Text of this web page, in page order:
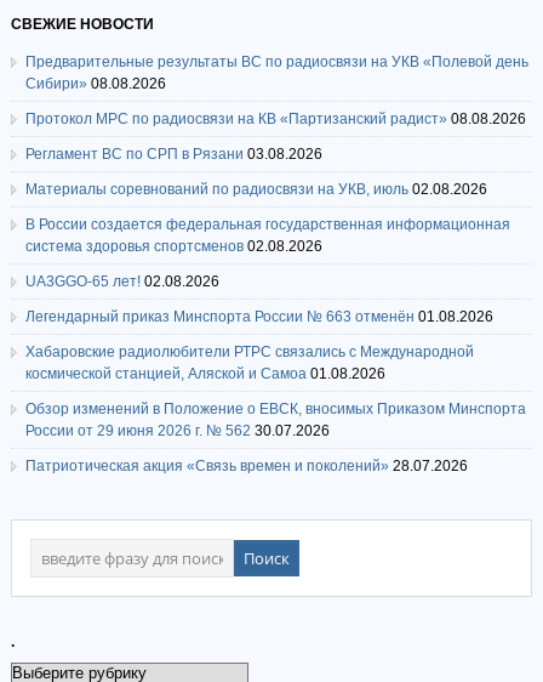
СВЕЖИЕ НОВОСТИ
Предварительные результаты ВС по радиосвязи на УКВ «Полевой день
Сибири» 08.08.2026
Протокол МРС по радиосвязи на КВ «Партизанский радист» 08.08.2026
Регламент ВС по СРП в Рязани 03.08.2026
Материалы соревнований по радиосвязи на УКВ, июль 02.08.2026
В России создается федеральная государственная информационная
система здоровья спортсменов 02.08.2026
UA3GGO-65 лет! 02.08.2026
Легендарный приказ Минспорта России № 663 отменён 01.08.2026
Хабаровские радиолюбители РТРС связались с Международной
космической станцией, Аляской и Самоа 01.08.2026
Обзор изменений в Положение о ЕВСК, вносимых Приказом Минспорта
России от 29 июня 2026 г. № 562 30.07.2026
Патриотическая акция «Связь времен и поколений» 28.07.2026
.